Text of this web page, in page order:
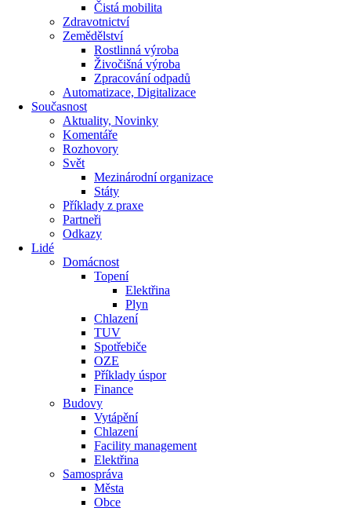
Čistá mobilita
Zdravotnictví
Zemědělství
Rostlinná výroba
Živočišná výroba
Zpracování odpadů
Automatizace, Digitalizace
Současnost
Aktuality, Novinky
Komentáře
Rozhovory
Svět
Mezinárodní organizace
Státy
Příklady z praxe
Partneři
Odkazy
Lidé
Domácnost
Topení
Elektřina
Plyn
Chlazení
TUV
Spotřebiče
OZE
Příklady úspor
Finance
Budovy
Vytápění
Chlazení
Facility management
Elektřina
Samospráva
Města
Obce